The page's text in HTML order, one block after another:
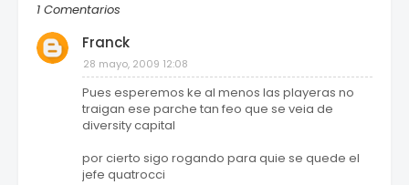
1 Comentarios
Franck
28 mayo, 2009 12:08
Pues esperemos ke al menos las playeras no
traigan ese parche tan feo que se veia de
diversity capital
por cierto sigo rogando para quie se quede el
jefe quatrocci